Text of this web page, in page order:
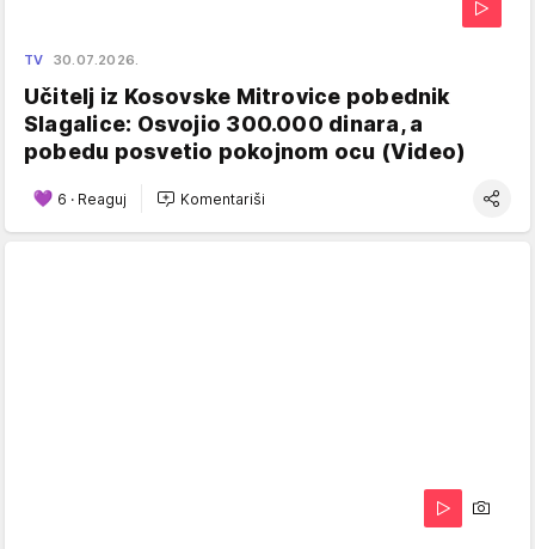
TV 30.07.2026.
Učitelj iz Kosovske Mitrovice pobednik
Slagalice: Osvojio 300.000 dinara, a
pobedu posvetio pokojnom ocu (Video)
6 · Reaguj Komentariši